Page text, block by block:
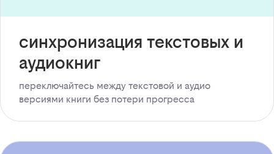
синхронизация текстовых и
аудиокниг
переключайтесь между текстовой и аудио
версиями книги без потери прогресса